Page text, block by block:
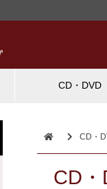
CD・DVD
CD・
CD